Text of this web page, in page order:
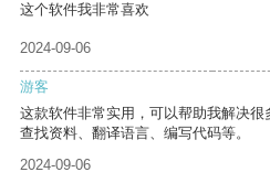
这个软件我非常喜欢
2024-09-06
游客
这款软件非常实用，可以帮助我解决
查找资料、翻译语言、编写代码等。
2024-09-06